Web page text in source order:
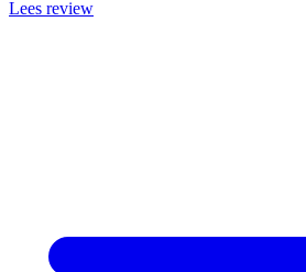
Lees review